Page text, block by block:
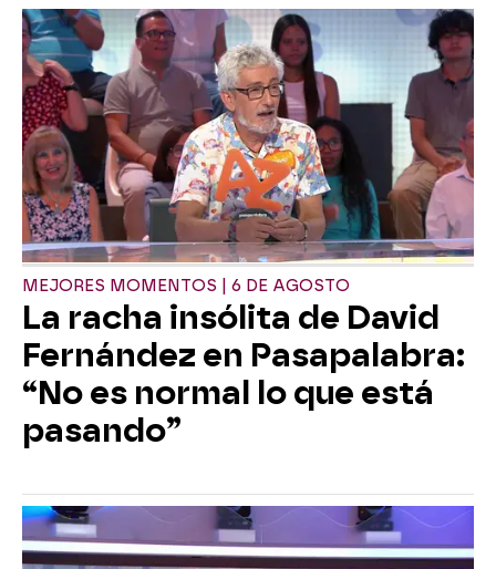
MEJORES MOMENTOS | 6 DE AGOSTO
La racha insólita de David
Fernández en Pasapalabra:
“No es normal lo que está
pasando”